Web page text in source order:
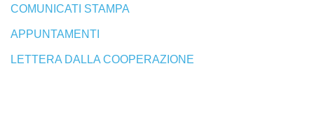
COMUNICATI STAMPA
APPUNTAMENTI
LETTERA DALLA COOPERAZIONE